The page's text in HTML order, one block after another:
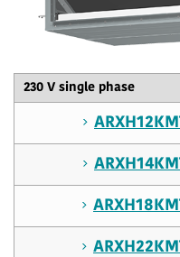
230 V single phase